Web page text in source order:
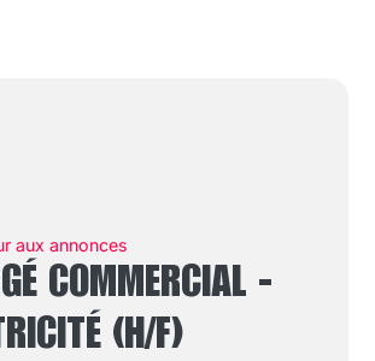
aux annonces
COMMERCIAL -
(H/F)